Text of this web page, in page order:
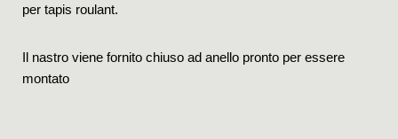
per tapis roulant.
Il nastro viene fornito chiuso ad anello pronto per essere
montato